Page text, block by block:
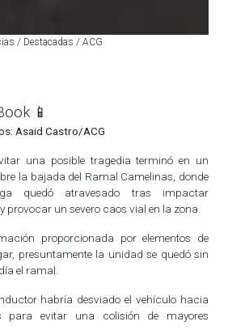
/ Destacadas / ACG
📱
Asaid Castro/ACG
una posible tragedia terminó en un
la bajada del Ramal Camelinas, donde
quedó atravesado tras impactar
un severo caos vial en la zona.
proporcionada por elementos de
presuntamente la unidad se quedó sin
el ramal.
habría desviado el vehículo hacia
para evitar una colisión de mayores